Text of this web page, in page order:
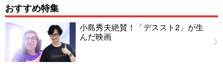
おすすめ特集
小島秀夫絶賛！「デススト2」が生
んだ映画